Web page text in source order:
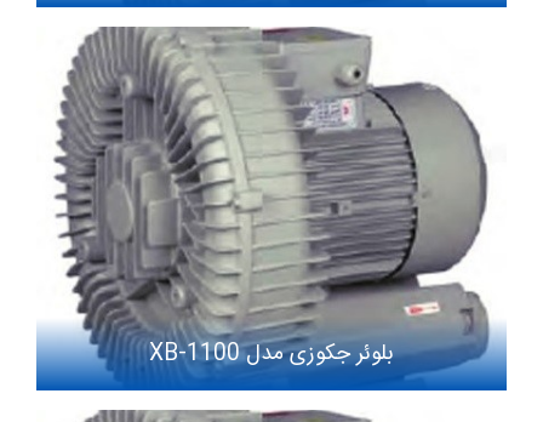
بلوئر جکوزی مدل XB-1100